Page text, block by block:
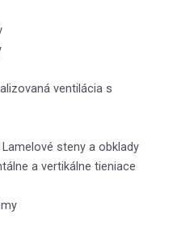
ventilácia s
Lamelové steny a obklady
a vertikálne tieniace